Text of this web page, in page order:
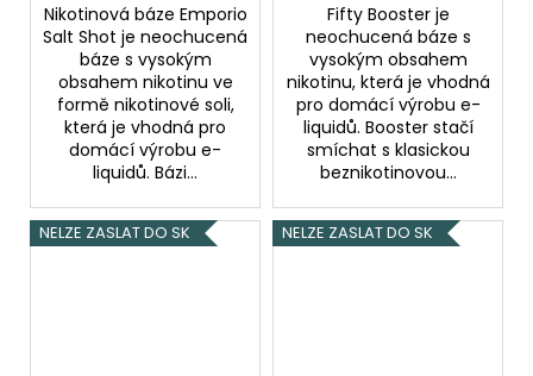
Nikotinová báze Emporio
Salt Shot je neochucená
báze s vysokým
obsahem nikotinu ve
formě nikotinové soli,
která je vhodná pro
domácí výrobu e-
liquidů. Bázi...
Fifty Booster je
neochucená báze s
vysokým obsahem
nikotinu, která je vhodná
pro domácí výrobu e-
liquidů. Booster stačí
smíchat s klasickou
beznikotinovou...
NELZE ZASLAT DO SK NELZE ZASLAT DO SK